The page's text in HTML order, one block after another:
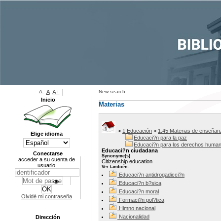
New search
Materias
> 1 Educación > 1.45 Materias de
Educaci?n para la paz
Educaci?n para los derechos
Educaci?n ciudadana
Synonyme(s)
Citizenship education
Ver también:
Educaci?n antidrogadicci?n
Educaci?n b?sica
Educaci?n moral
Formaci?n pol?tica
Himno nacional
Nacionalidad
A- A A+
Inicio
Elige idioma
Conectarse
acceder a su cuenta de
usuario
Olvidé mi contraseña
Dirección